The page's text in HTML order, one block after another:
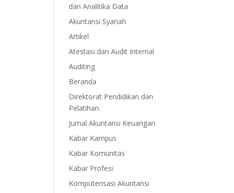
dan Analitika Data
Akuntansi Syariah
Artikel
Atestasi dan Audit Internal
Auditing
Beranda
Direktorat Pendidikan dan
Pelatihan
Jurnal Akuntansi Keuangan
Kabar Kampus
Kabar Komunitas
Kabar Profesi
Komputerisasi Akuntansi